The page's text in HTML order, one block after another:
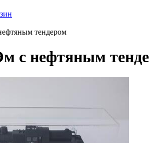
тендером
с нефтяным